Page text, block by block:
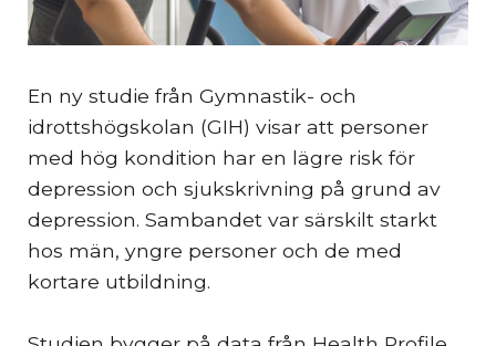
En ny studie från Gymnastik- och
idrottshögskolan (GIH) visar att personer
med hög kondition har en lägre risk för
depression och sjukskrivning på grund av
depression. Sambandet var särskilt starkt
hos män, yngre personer och de med
kortare utbildning.